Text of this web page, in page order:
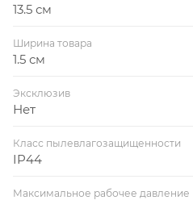
13.5 см
Ширина товара
1.5 см
Эксклюзив
Нет
Класс пылевлагозащищенности
IP44
Максимальное рабочее давление